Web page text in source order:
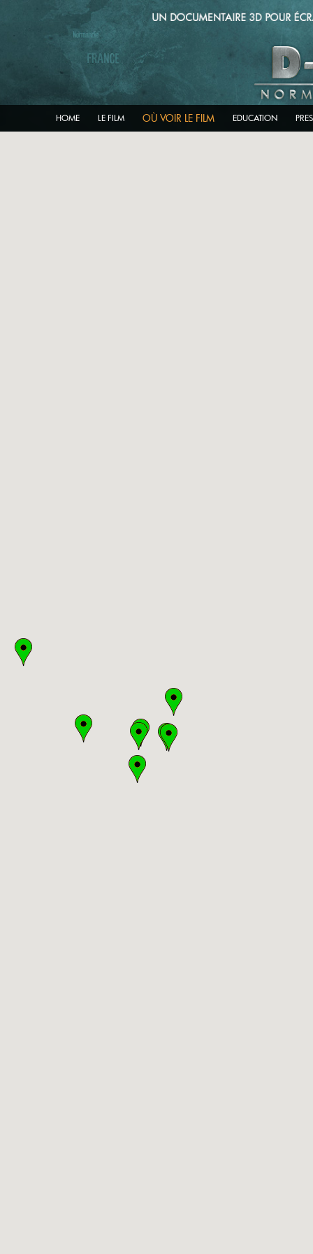
HOME LE FILM OÙ VOIR LE FILM EDUCATION